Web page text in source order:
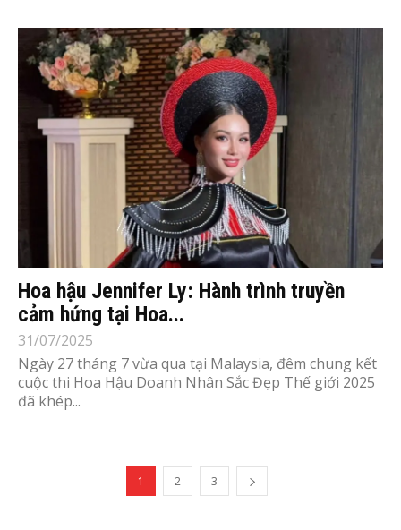
Hoa hậu Jennifer Ly: Hành trình truyền
cảm hứng tại Hoa...
31/07/2025
Ngày 27 tháng 7 vừa qua tại Malaysia, đêm chung kết
cuộc thi Hoa Hậu Doanh Nhân Sắc Đẹp Thế giới 2025
đã khép...
1 2 3